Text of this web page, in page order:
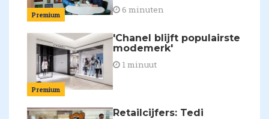
Premium 6 minuten
Premium
'Chanel blijft populairste
modemerk'
1 minuut
Retailcijfers: Tedi